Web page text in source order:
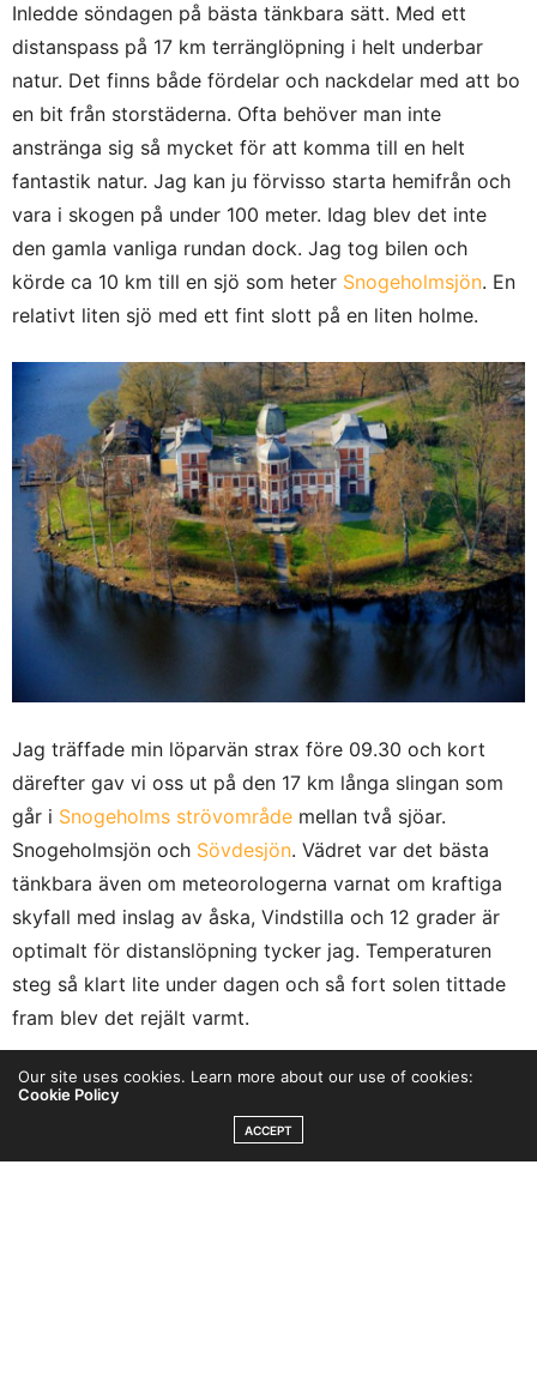
Inledde söndagen på bästa tänkbara sätt. Med ett
distanspass på 17 km terränglöpning i helt underbar
natur. Det finns både fördelar och nackdelar med att bo
en bit från storstäderna. Ofta behöver man inte
anstränga sig så mycket för att komma till en helt
fantastik natur. Jag kan ju förvisso starta hemifrån och
vara i skogen på under 100 meter. Idag blev det inte
den gamla vanliga rundan dock. Jag tog bilen och
körde ca 10 km till en sjö som heter Snogeholmsjön. En
relativt liten sjö med ett fint slott på en liten holme.
Jag träffade min löparvän strax före 09.30 och kort
därefter gav vi oss ut på den 17 km långa slingan som
går i Snogeholms strövområde mellan två sjöar.
Snogeholmsjön och Sövdesjön. Vädret var det bästa
tänkbara även om meteorologerna varnat om kraftiga
skyfall med inslag av åska, Vindstilla och 12 grader är
optimalt för distanslöpning tycker jag. Temperaturen
steg så klart lite under dagen och så fort solen tittade
fram blev det rejält varmt.
Our site uses cookies. Learn more about our use of cookies:
Cookie Policy
ACCEPT